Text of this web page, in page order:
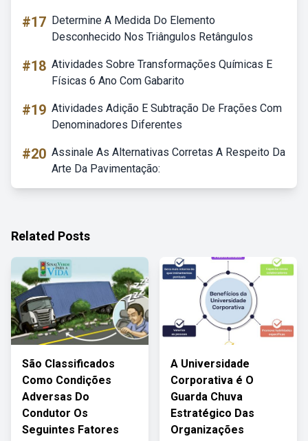
#17 Determine A Medida Do Elemento
Desconhecido Nos Triângulos Retângulos
#18 Atividades Sobre Transformações Químicas E
Físicas 6 Ano Com Gabarito
#19 Atividades Adição E Subtração De Frações Com
Denominadores Diferentes
#20 Assinale As Alternativas Corretas A Respeito Da
Arte Da Pavimentação:
Related Posts
São Classificados
Como Condições
Adversas Do
Condutor Os
Seguintes Fatores
A Universidade
Corporativa é O
Guarda Chuva
Estratégico Das
Organizações